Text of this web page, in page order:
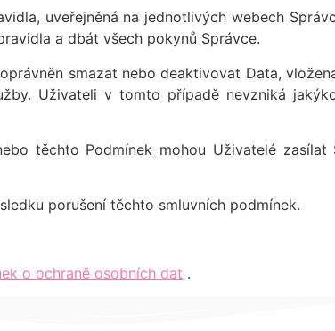
uveřejněná na jednotlivých webech
a dbát všech pokynů Správce.
smazat nebo deaktivovat Data,
Uživateli v tomto případě nevzniká
těchto Podmínek mohou Uživatelé zasílat
porušení těchto smluvních podmínek.
o ochraně osobních dat .